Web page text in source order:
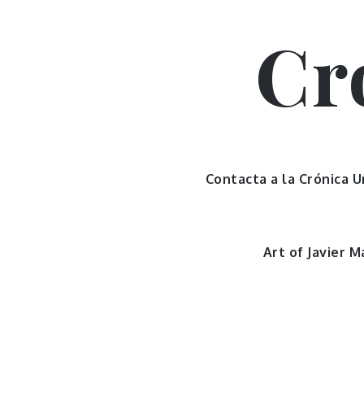
Contacta a la Crónica
Art of Javier